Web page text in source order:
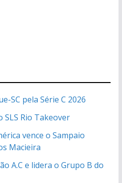
SC pela Série C 2026
SLS Rio Takeover
vence o Sampaio
Macieira
A.C e lidera o Grupo B do